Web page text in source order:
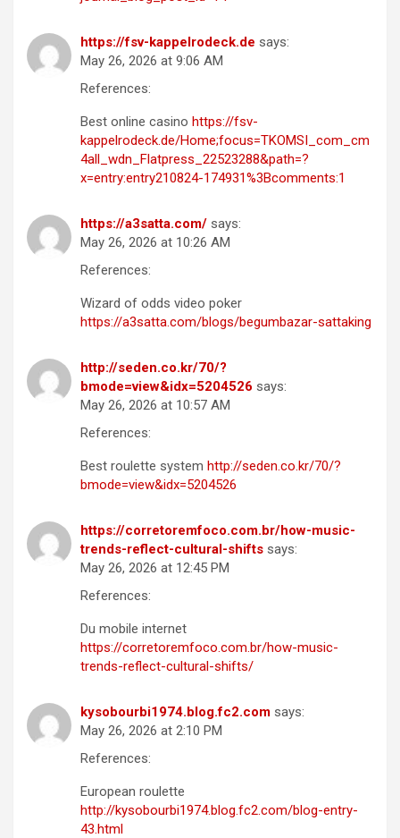
https://fsv-kappelrodeck.de says:
May 26, 2026 at 9:06 AM
References:
Best online casino https://fsv-
kappelrodeck.de/Home;focus=TKOMSI_com_cm
4all_wdn_Flatpress_22523288&path=?
x=entry:entry210824-174931%3Bcomments:1
https://a3satta.com/ says:
May 26, 2026 at 10:26 AM
References:
Wizard of odds video poker
https://a3satta.com/blogs/begumbazar-sattaking
http://seden.co.kr/70/?
bmode=view&idx=5204526 says:
May 26, 2026 at 10:57 AM
References:
Best roulette system http://seden.co.kr/70/?
bmode=view&idx=5204526
https://corretoremfoco.com.br/how-music-
trends-reflect-cultural-shifts says:
May 26, 2026 at 12:45 PM
References:
Du mobile internet
https://corretoremfoco.com.br/how-music-
trends-reflect-cultural-shifts/
kysobourbi1974.blog.fc2.com says:
May 26, 2026 at 2:10 PM
References:
European roulette
http://kysobourbi1974.blog.fc2.com/blog-entry-
43.html